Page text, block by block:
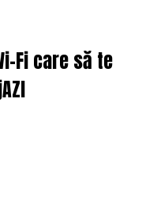
Fi care să te